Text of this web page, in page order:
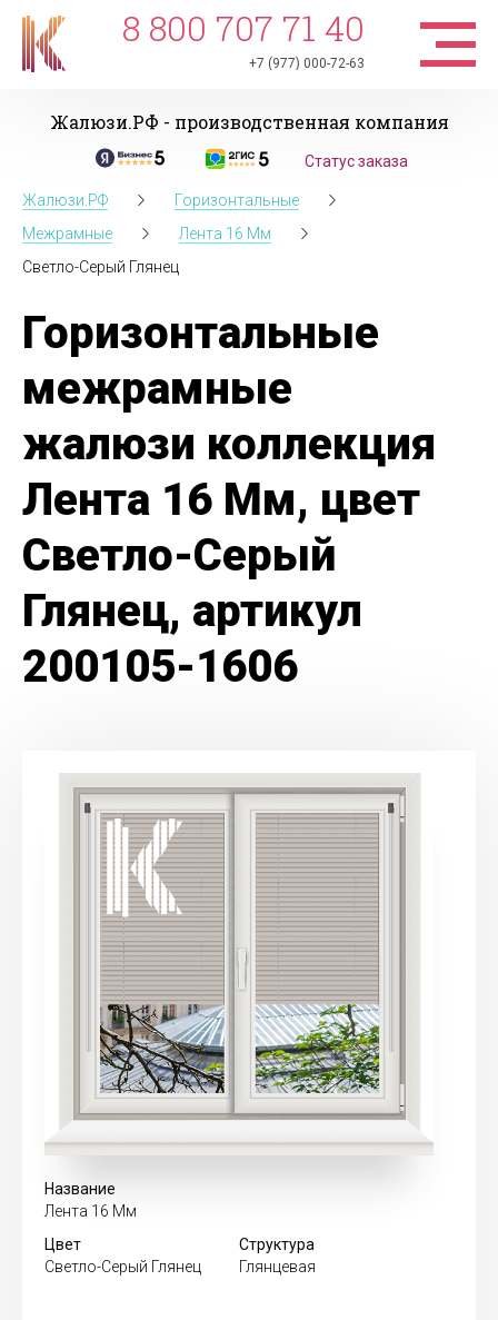
8 800 707 71 40
+7 (977) 000-72-63
Жалюзи.РФ - производственная компания
Статус заказа
Жалюзи.РФ
Горизонтальные
Межрамные
Лента 16 Мм
Светло-Серый Глянец
Горизонтальные
межрамные
жалюзи коллекция
Лента 16 Мм, цвет
Светло-Серый
Глянец, артикул
200105-1606
Название
Лента 16 Мм
Цвет
Светло-Серый Глянец
Структура
Глянцевая